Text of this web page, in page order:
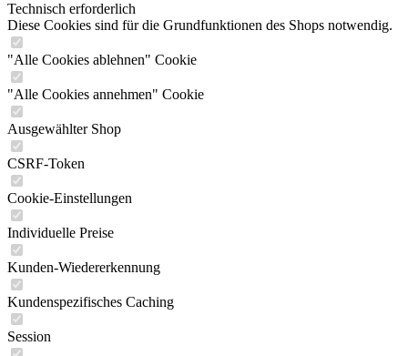
Technisch erforderlich
Diese Cookies sind für die Grundfunktionen des Shops notwendig.
"Alle Cookies ablehnen" Cookie
"Alle Cookies annehmen" Cookie
Ausgewählter Shop
CSRF-Token
Cookie-Einstellungen
Individuelle Preise
Kunden-Wiedererkennung
Kundenspezifisches Caching
Session